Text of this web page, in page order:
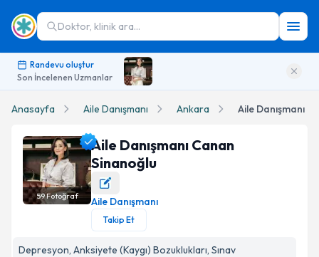
Doktor, klinik ara...
Randevu oluştur
Son İncelenen Uzmanlar
Anasayfa Aile Danışmanı Ankara Aile Danışmanı
Aile Danışmanı Canan Sinanoğlu Profil Fotoğrafı
59Fotoğraf
Aile Danışmanı Canan
Sinanoğlu
Aile Danışmanı
Takip Et
Depresyon, Anksiyete (Kaygı) Bozuklukları, Sınav